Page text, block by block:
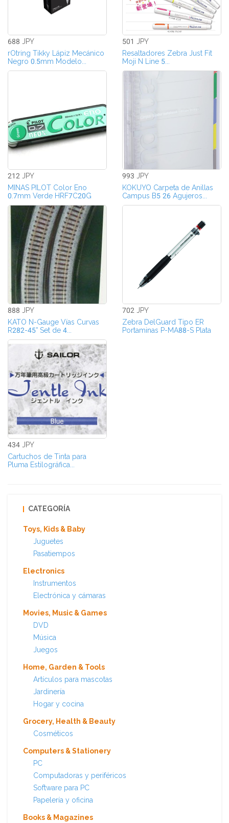
688 JPY
rOtring Tikky Lápiz Mecánico
Negro 0.5mm Modelo...
501 JPY
Resaltadores Zebra Just Fit
Moji N Line 5...
212 JPY
MINAS PILOT Color Eno
0.7mm Verde HRF7C20G
para...
993 JPY
KOKUYO Carpeta de Anillas
Campus B5 26 Agujeros...
888 JPY
KATO N-Gauge Vías Curvas
R282-45° Set de 4...
702 JPY
Zebra DelGuard Tipo ER
Portaminas P-MA88-S Plata
434 JPY
Cartuchos de Tinta para
Pluma Estilográfica...
CATEGORÍA
Toys, Kids & Baby
Juguetes
Pasatiempos
Electronics
Instrumentos
Electrónica y cámaras
Movies, Music & Games
DVD
Música
Juegos
Home, Garden & Tools
Artículos para mascotas
Jardinería
Hogar y cocina
Grocery, Health & Beauty
Cosméticos
Computers & Stationery
PC
Computadoras y periféricos
Software para PC
Papelería y oficina
Books & Magazines